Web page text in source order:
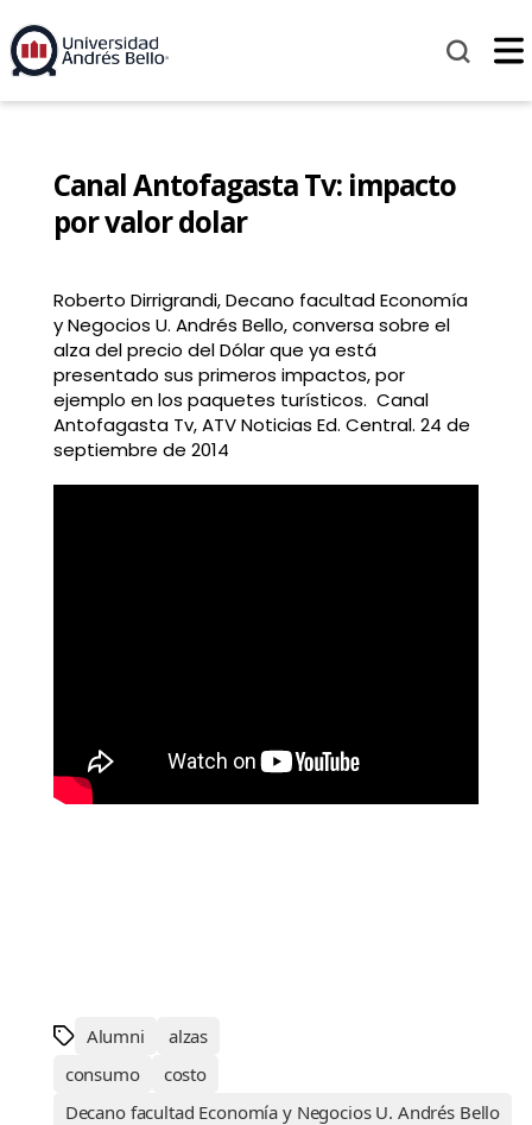
Canal Antofagasta Tv: impacto
por valor dolar
Roberto Dirrigrandi, Decano facultad Economía
y Negocios U. Andrés Bello, conversa sobre el
alza del precio del Dólar que ya está
presentado sus primeros impactos, por
ejemplo en los paquetes turísticos. Canal
Antofagasta Tv, ATV Noticias Ed. Central. 24 de
septiembre de 2014
Alumni
alzas
consumo
costo
Decano facultad Economía y Negocios U. Andrés Bello